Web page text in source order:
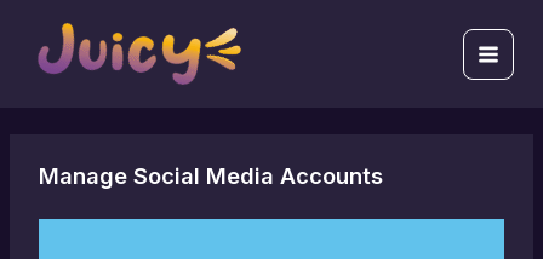
Main
Manage Social Media Accounts